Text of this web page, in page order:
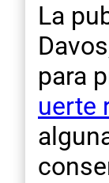
La
para
uerte